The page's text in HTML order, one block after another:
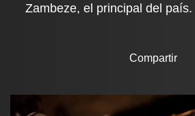
Zambeze, el principal del país.
Compartir